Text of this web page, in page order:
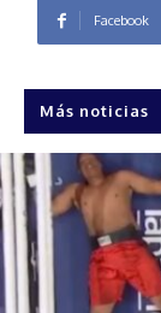
Facebook
Más noticias